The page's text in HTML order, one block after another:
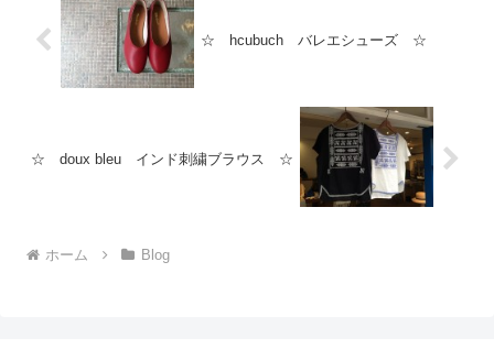
☆ hcubuch バレエシューズ ☆
☆ doux bleu インド刺繍ブラウス ☆
ホーム Blog